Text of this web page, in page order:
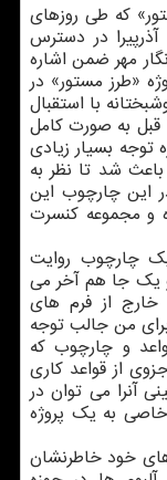
كه طی روزهای
در دسترس
مهر ضمن اشاره
«طرز مستور» در
با استقبال
قبل به صورت كامل
توجه بسیار زیادی
شد تا نظر به
این چارچوب این
و مجموعه كنسرت
یك چارچوب روایت
یك جا هم آخر می
خارج از فرم های
برای من جالب توجه
و چارچوب كه
از قواعد كاری
آنرا می توان در
خاصی به یك پروژه
خود خاطرنشان